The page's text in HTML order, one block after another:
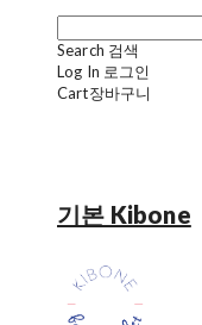
Search 검색
Log In 로그인
Cart장바구니
기본 Kibone